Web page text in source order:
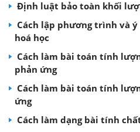
Định luật bảo toàn khối
Cách lập phương trình và
hoá học
Cách làm bài toán tính
phản ứng
Cách làm bài toán tính
ứng
Cách làm dạng bài tính